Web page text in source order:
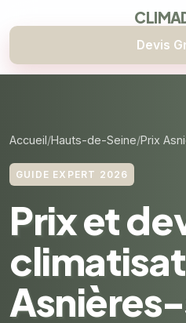
Devis
Accueil Hauts-de-Seine Prix
GUIDE EXPERT 2026
Prix et